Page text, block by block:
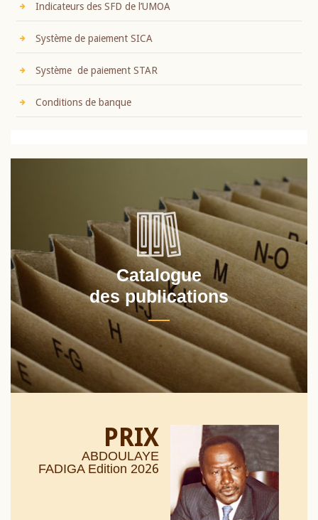
Indicateurs des SFD de l’UMOA
Système de paiement SICA
Système de paiement STAR
Conditions de banque
Catalogue
des publications
PRIX
ABDOULAYE
FADIGA Edition 2026